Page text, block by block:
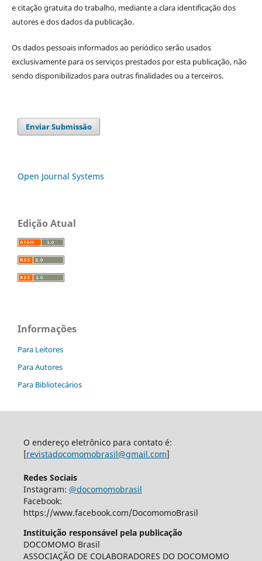
e citação gratuita do trabalho, mediante a clara identificação dos
autores e dos dados da publicação.
Os dados pessoais informados ao periódico serão usados
exclusivamente para os serviços prestados por esta publicação, não
sendo disponibilizados para outras finalidades ou a terceiros.
Enviar Submissão
Open Journal Systems
Edição Atual
Informações
Para Leitores
Para Autores
Para Bibliotecários
O endereço eletrônico para contato é:
[revistadocomomobrasil@gmail.com]
Redes Sociais
Instagram: @docomomobrasil
Facebook:
https://www.facebook.com/DocomomoBrasil
Instituição responsável pela publicação
DOCOMOMO Brasil
ASSOCIAÇÃO DE COLABORADORES DO DOCOMOMO